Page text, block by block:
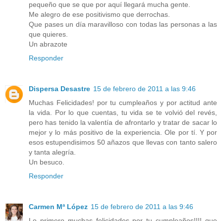
pequeño que se que por aquí llegará mucha gente.
Me alegro de ese positivismo que derrochas.
Que pases un día maravilloso con todas las personas a las
que quieres.
Un abrazote
Responder
Dispersa Desastre 15 de febrero de 2011 a las 9:46
Muchas Felicidades! por tu cumpleaños y por actitud ante
la vida. Por lo que cuentas, tu vida se te volvió del revés,
pero has tenido la valentía de afrontarlo y tratar de sacar lo
mejor y lo más positivo de la experiencia. Ole por tí. Y por
esos estupendisimos 50 añazos que llevas con tanto salero
y tanta alegría.
Un besuco.
Responder
Carmen Mª López 15 de febrero de 2011 a las 9:46